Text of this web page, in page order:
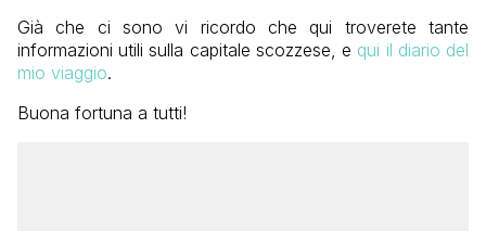
Già che ci sono vi ricordo che qui troverete tante
informazioni utili sulla capitale scozzese, e qui il diario del
mio viaggio.
Buona fortuna a tutti!